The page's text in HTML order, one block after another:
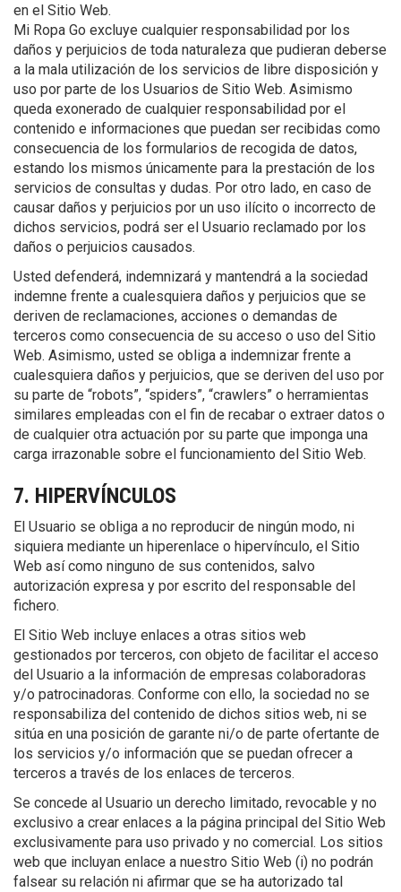
en el Sitio Web.
Mi Ropa Go excluye cualquier responsabilidad por los
daños y perjuicios de toda naturaleza que pudieran deberse
a la mala utilización de los servicios de libre disposición y
uso por parte de los Usuarios de Sitio Web. Asimismo
queda exonerado de cualquier responsabilidad por el
contenido e informaciones que puedan ser recibidas como
consecuencia de los formularios de recogida de datos,
estando los mismos únicamente para la prestación de los
servicios de consultas y dudas. Por otro lado, en caso de
causar daños y perjuicios por un uso ilícito o incorrecto de
dichos servicios, podrá ser el Usuario reclamado por los
daños o perjuicios causados.
Usted defenderá, indemnizará y mantendrá a la sociedad
indemne frente a cualesquiera daños y perjuicios que se
deriven de reclamaciones, acciones o demandas de
terceros como consecuencia de su acceso o uso del Sitio
Web. Asimismo, usted se obliga a indemnizar frente a
cualesquiera daños y perjuicios, que se deriven del uso por
su parte de “robots”, “spiders”, “crawlers” o herramientas
similares empleadas con el fin de recabar o extraer datos o
de cualquier otra actuación por su parte que imponga una
carga irrazonable sobre el funcionamiento del Sitio Web.
7. HIPERVÍNCULOS
El Usuario se obliga a no reproducir de ningún modo, ni
siquiera mediante un hiperenlace o hipervínculo, el Sitio
Web así como ninguno de sus contenidos, salvo
autorización expresa y por escrito del responsable del
fichero.
El Sitio Web incluye enlaces a otras sitios web
gestionados por terceros, con objeto de facilitar el acceso
del Usuario a la información de empresas colaboradoras
y/o patrocinadoras. Conforme con ello, la sociedad no se
responsabiliza del contenido de dichos sitios web, ni se
sitúa en una posición de garante ni/o de parte ofertante de
los servicios y/o información que se puedan ofrecer a
terceros a través de los enlaces de terceros.
Se concede al Usuario un derecho limitado, revocable y no
exclusivo a crear enlaces a la página principal del Sitio Web
exclusivamente para uso privado y no comercial. Los sitios
web que incluyan enlace a nuestro Sitio Web (i) no podrán
falsear su relación ni afirmar que se ha autorizado tal